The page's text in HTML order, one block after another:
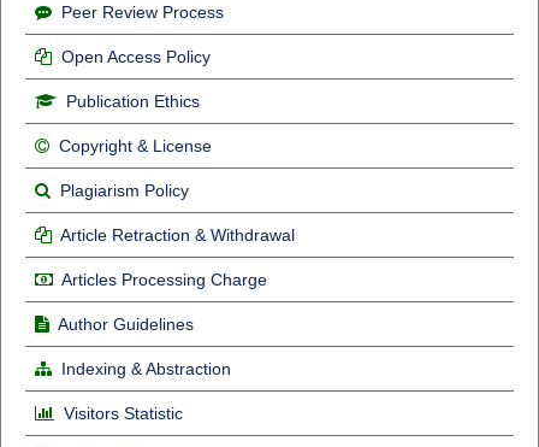
Peer Review Process
Open Access Policy
Publication Ethics
Copyright & License
Plagiarism Policy
Article Retraction & Withdrawal
Articles Processing Charge
Author Guidelines
Indexing & Abstraction
Visitors Statistic